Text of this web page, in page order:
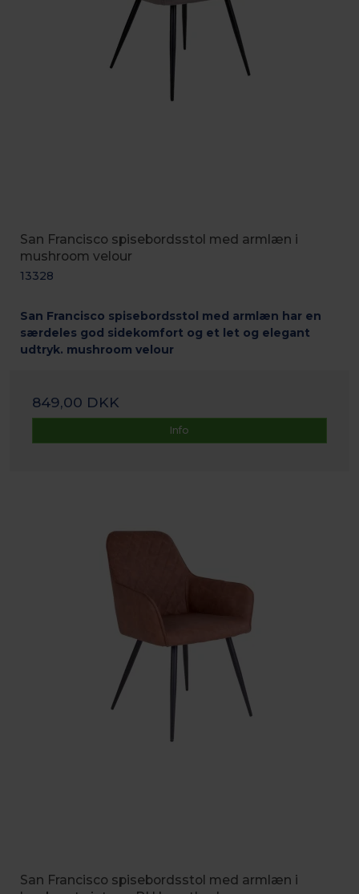
San Francisco spisebordsstol med armlæn i
mushroom velour
13328
San Francisco spisebordsstol med armlæn har en
særdeles god sidekomfort og et let og elegant
udtryk. mushroom velour
849,00 DKK
Info
San Francisco spisebordsstol med armlæn i